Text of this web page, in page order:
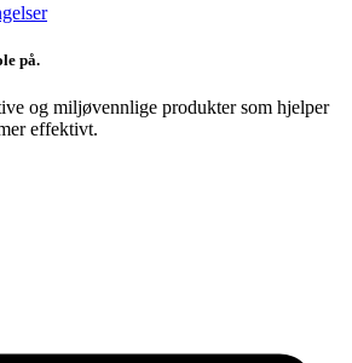
på.
og miljøvennlige produkter som hjelper
effektivt.